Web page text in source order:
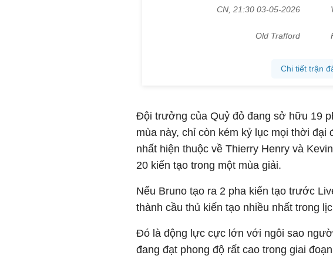
Đội trưởng của Quỷ đỏ đang sở hữu 19
mùa này, chỉ còn kém kỷ lục mọi thời đại
nhất hiện thuộc về Thierry Henry và
20 kiến tạo trong một mùa giải.
Nếu Bruno tạo ra 2 pha kiến tạo trước
thành cầu thủ kiến tạo nhiều nhất trong
Đó là động lực cực lớn với ngôi sao
đang đạt phong độ rất cao trong giai